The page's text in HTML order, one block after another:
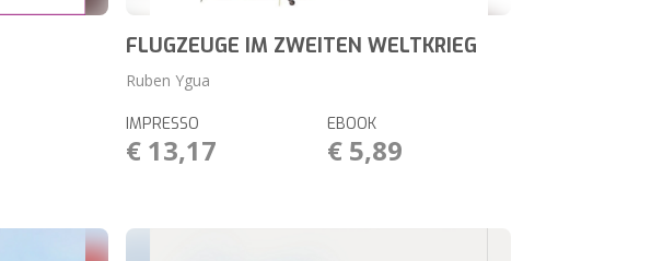
FLUGZEUGE IM ZWEITEN WELTKRIEG
Ruben Ygua
IMPRESSO
€ 13,17
EBOOK
€ 5,89